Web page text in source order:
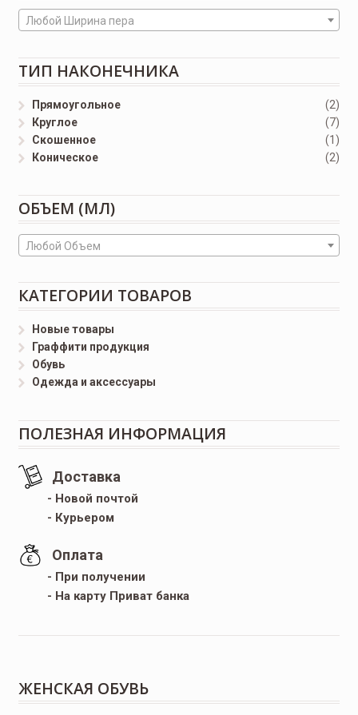
Любой Ширина пера
ТИП НАКОНЕЧНИКА
Прямоугольное
(2)
Круглое
(7)
Скошенное
(1)
Коническое
(2)
ОБЪЕМ (МЛ)
Любой Объем
КАТЕГОРИИ ТОВАРОВ
Новые товары
Граффити продукция
Обувь
Одежда и аксессуары
ПОЛЕЗНАЯ ИНФОРМАЦИЯ
Доставка
- Новой почтой
- Курьером
Оплата
- При получении
- На карту Приват банка
ЖЕНСКАЯ ОБУВЬ